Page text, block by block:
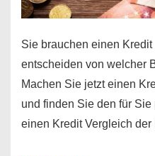
Sie brauchen einen
entscheiden von welcher
Machen Sie jetzt einen
und finden Sie den für
einen Kredit Vergleich